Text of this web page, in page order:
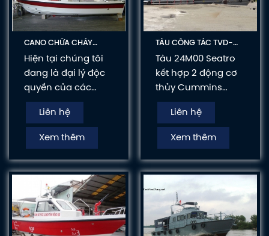
CANO CHỮA CHÁY
TARPON OPEN TVD-
PCCC750
Hiện tại chúng tôi
đang là đại lý độc
quyền của các
thương hiệu nổi
tiếng trong ngành
hàng hải như:
SEASALL
Liên hệ
Xem thêm
TÀU CÔNG TÁC TVD-
ST2400
Tàu 24M00 Seatro
kết hợp 2 động cơ
thủy Cummins
610HP. Nội thất tiện
nghi giúp các
thuyền viên thuận
Liên hệ
Xem thêm